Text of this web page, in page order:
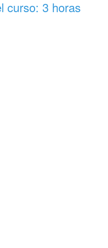
curso: 3 horas